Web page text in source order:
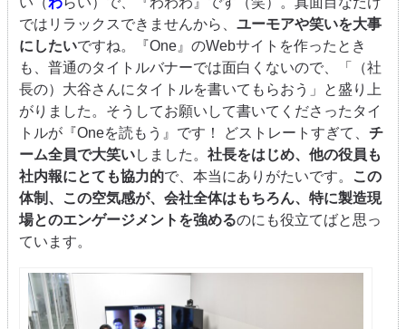
ではリラックスできませんから、 ユーモアや笑いを大事
にしたいですね。『One』のWebサイトを作ったとき
も、普通のタイトルバナーでは面白くないので、「（社
長の）大谷さんにタイトルを書いてもらおう」と盛り上
がりました。そうしてお願いして書いてくださったタイ
トルが『Oneを読もう』です！ どストレートすぎて、 チ
ーム全員で大笑いしました。 社長をはじめ、他の役員も
社内報にとても協力的で、本当にありがたいです。
この
体制、この空気感が、会社全体はもちろん、特に製造現
場とのエンゲージメントを強めるのにも役立てばと思っ
ています。